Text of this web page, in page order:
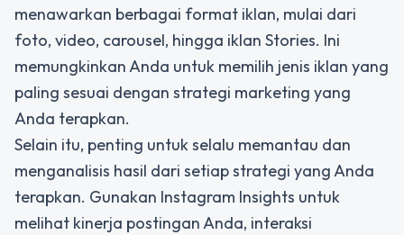
menawarkan berbagai format iklan, mulai dari
foto, video, carousel, hingga iklan Stories. Ini
memungkinkan Anda untuk memilih jenis iklan yang
paling sesuai dengan strategi marketing yang
Anda terapkan.
Selain itu, penting untuk selalu memantau dan
menganalisis hasil dari setiap strategi yang Anda
terapkan. Gunakan Instagram Insights untuk
melihat kinerja postingan Anda, interaksi